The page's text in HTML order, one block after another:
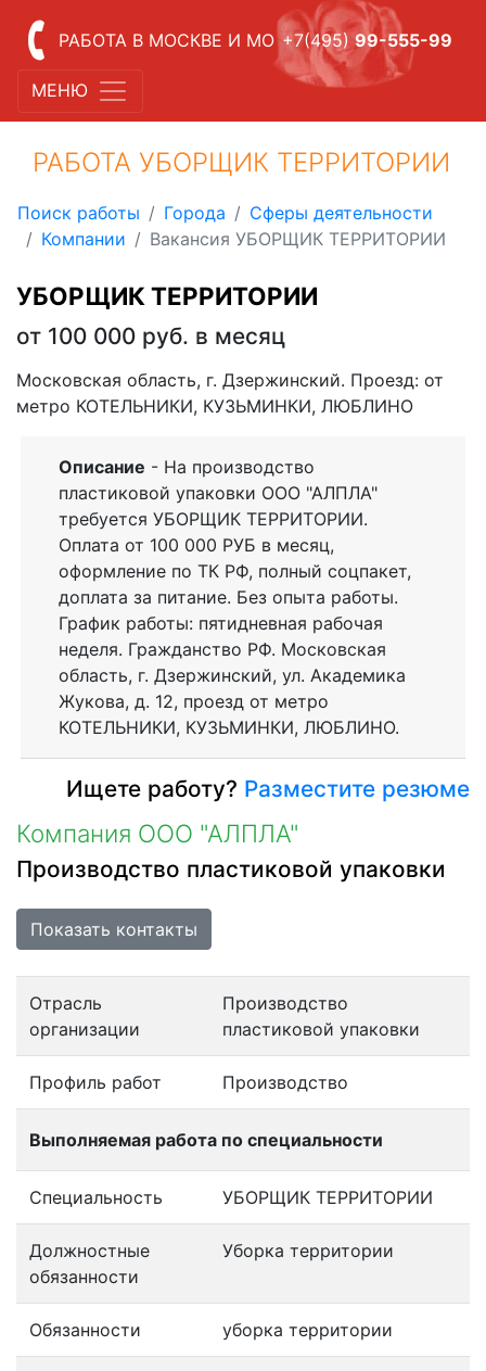
РАБОТА В МОСКВЕ И МО +7(495) 99-555-99
МЕНЮ
РАБОТА УБОРЩИК ТЕРРИТОРИИ
Поиск работы Города
Сферы деятельности
Компании
Вакансия УБОРЩИК ТЕРРИТОРИИ
УБОРЩИК ТЕРРИТОРИИ
от 100 000 руб. в месяц
Московская область, г. Дзержинский. Проезд: от
метро КОТЕЛЬНИКИ, КУЗЬМИНКИ, ЛЮБЛИНО
Описание - На производство
пластиковой упаковки ООО "АЛПЛА"
требуется УБОРЩИК ТЕРРИТОРИИ.
Оплата от 100 000 РУБ в месяц,
оформление по ТК РФ, полный соцпакет,
доплата за питание. Без опыта работы.
График работы: пятидневная рабочая
неделя. Гражданство РФ. Московская
область, г. Дзержинский, ул. Академика
Жукова, д. 12, проезд от метро
КОТЕЛЬНИКИ, КУЗЬМИНКИ, ЛЮБЛИНО.
Ищете работу? Разместите резюме
Компания ООО "АЛПЛА"
Производство пластиковой упаковки
Показать контакты
Отрасль
организации
Производство
пластиковой упаковки
Профиль работ Производство
Выполняемая работа по специальности
Специальность УБОРЩИК ТЕРРИТОРИИ
Должностные
обязанности
Уборка территории
Обязанности уборка территории